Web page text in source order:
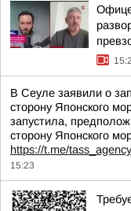
В Сеуле заявили о
сторону Японского
запустила,
сторону Японского
https://t.me/
15:23